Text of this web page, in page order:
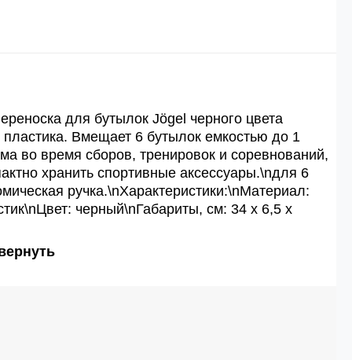
для бутылок Jögel черного цвета
пластика. Вмещает 6 бутылок емкостью до 1
во время сборов, тренировок и соревнований,
хранить спортивные аксессуары.\nдля 6
ручка.\nХарактеристики:\nМатериал:
черный\nГабариты, см: 34 х 6,5 х